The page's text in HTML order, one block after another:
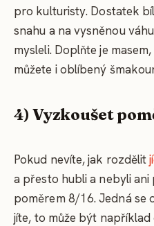
pro kulturisty. Dostatek
snahu a na vysněnou
mysleli. Doplňte je
můžete i oblíbený
4) Vyzkoušet
Pokud nevíte, jak rozdělit
a přesto hubli a nebyli
poměrem 8/16. Jedná se
jíte, to může být